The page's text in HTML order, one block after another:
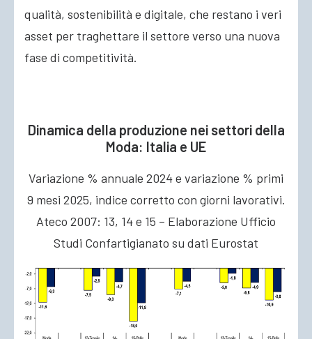
qualità, sostenibilità e digitale, che restano i veri
asset per traghettare il settore verso una nuova
fase di competitività.
Dinamica della produzione nei settori della
Moda: Italia e UE
Variazione % annuale 2024 e variazione % primi
9 mesi 2025, indice corretto con giorni lavorativi.
Ateco 2007: 13, 14 e 15 – Elaborazione Ufficio
Studi Confartigianato su dati Eurostat